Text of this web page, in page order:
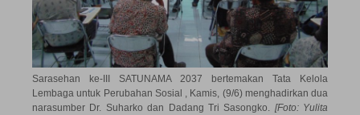
Sarasehan ke-III SATUNAMA 2037 bertemakan Tata Kelola
Lembaga untuk Perubahan Sosial , Kamis, (9/6) menghadirkan dua
narasumber Dr. Suharko dan Dadang Tri Sasongko. [Foto: Yulita